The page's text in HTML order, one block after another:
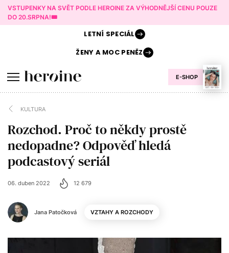
VSTUPENKY NA SVĚT PODLE HEROINE ZA VÝHODNĚJŠÍ CENU POUZE
DO 20.SRPNA!🎟️
E-SHOP
LETNÍ SPECIÁL
ŽENY AMOC PENĚZ
KULTURA
Rozchod. Proč to někdy prostě
nedopadne? Odpověď hledá
podcastový seriál
Jana Patočková
06. duben 2022 12 679
VZTAHY A ROZCHODY